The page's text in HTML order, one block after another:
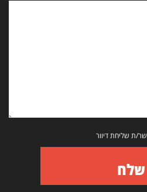
ת שליחת דיוור
שלח